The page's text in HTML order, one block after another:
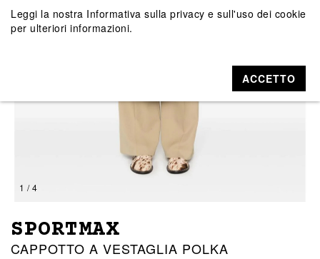
1 / 4
SPORTMAX
CAPPOTTO A VESTAGLIA POLKA
Leggi la nostra Informativa sulla privacy e sull'uso dei cookie
per ulteriori informazioni.
ACCETTO